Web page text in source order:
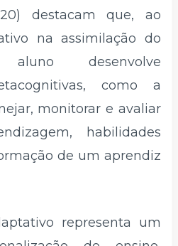
destacam que, ao
na assimilação do
desenvolve
como a
monitorar e avaliar
habilidades
de um aprendiz
representa um